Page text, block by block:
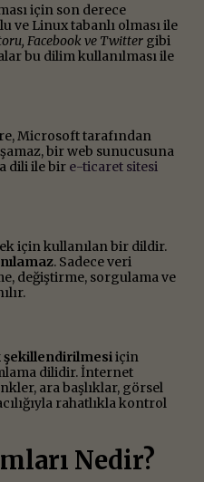
için son derece
ve Linux tabanlı olması ile
Facebook ve Twitter gibi
bu dilim kullanılması ile
Microsoft tarafından
bir web sunucusuna
dili ile bir e-ticaret sitesi
için kullanılan bir dildir.
. Sadece veri
değiştirme, sorgulama ve
şekillendirilmesiiçin
dilidir. İnternet
ara başlıklar, görsel
rahatlıkla kontrol
Nedir?